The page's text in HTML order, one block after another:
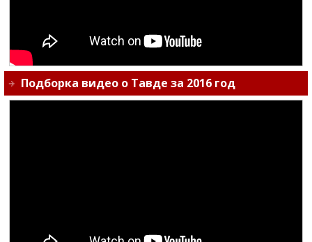
Подборка видео о Тавде за 2016 год